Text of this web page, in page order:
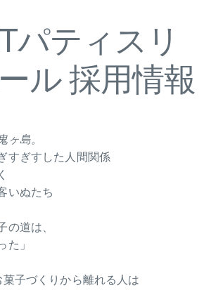
パティスリ
ル 採用情報
ヶ島。
すぎすした人間関係
いぬたち
の道は、
た」
子づくりから離れる人は